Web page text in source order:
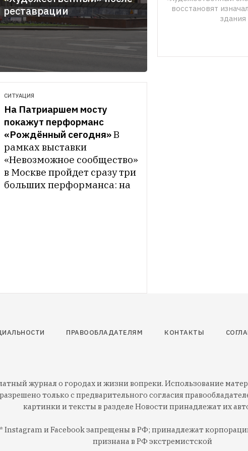
реставрации
восстановят
здания
СИТУАЦИЯ
На Патриаршем мосту
покажут перформанс
«Рождённый сегодня»В
рамках выставки
«Невозможное сообщество»
в Москве пройдет сразу три
больших перформанса: на
ПРАВООБЛАДАТЕЛЯМ КОНТАКТЫ
журнал о городах и жизни вопреки. Использование
разрешено только с предварительного согласия
картинки и тексты в разделе Новости принадлежат их
* Instagram и Facebook запрещены в РФ; принадлежат
признана в РФ экстремистской